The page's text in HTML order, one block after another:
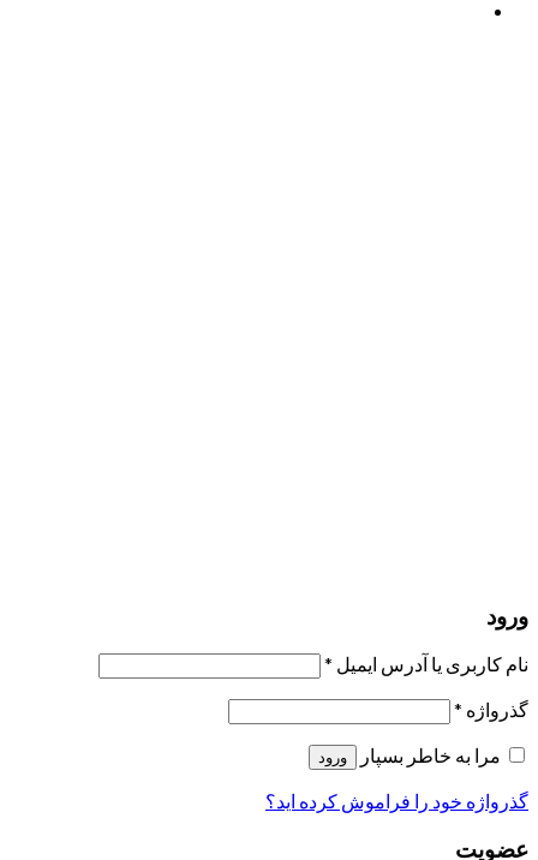
ورود
نام کاربری یا آدرس ایمیل *
گذرواژه *
مرا به خاطر بسپار
ورود
گذرواژه خود را فراموش کرده اید؟
عضویت